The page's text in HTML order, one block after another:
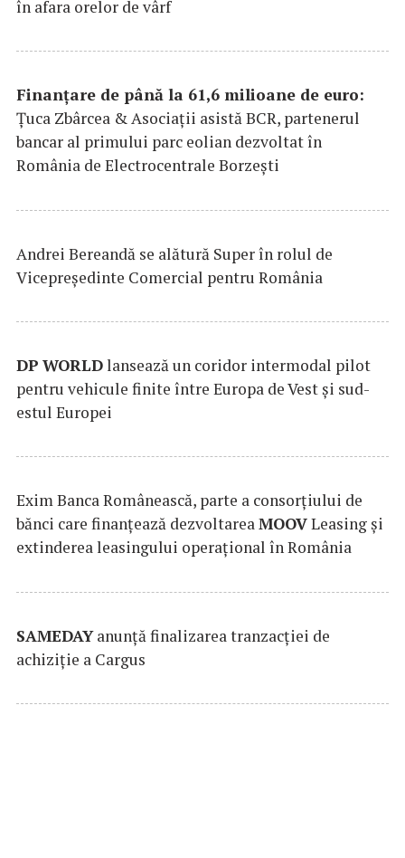
în afara orelor de vârf
Finanțare de până la 61,6 milioane de euro:
Țuca Zbârcea & Asociații asistă BCR, partenerul
bancar al primului parc eolian dezvoltat în
România de Electrocentrale Borzești
Andrei Bereandă se alătură Super în rolul de
Vicepreședinte Comercial pentru România
DP WORLDlansează un coridor intermodal pilot
pentru vehicule finite între Europa de Vest și sud-
estul Europei
Exim Banca Românească, parte a consorțiului de
bănci care finanțează dezvoltareaMOOVLeasing și
extinderea leasingului operațional în România
SAMEDAYanunță finalizarea tranzacției de
achiziție a Cargus